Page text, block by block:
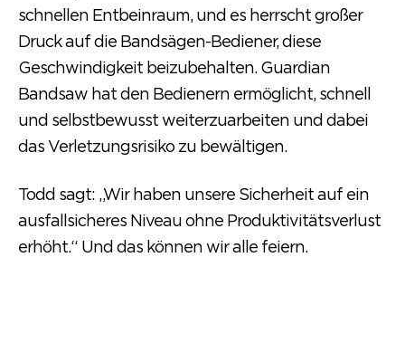
schnellen Entbeinraum, und es herrscht großer
Druck auf die Bandsägen-Bediener, diese
Geschwindigkeit beizubehalten. Guardian
Bandsaw hat den Bedienern ermöglicht, schnell
und selbstbewusst weiterzuarbeiten und dabei
das Verletzungsrisiko zu bewältigen.
Todd sagt: „Wir haben unsere Sicherheit auf ein
ausfallsicheres Niveau ohne Produktivitätsverlust
erhöht.“ Und das können wir alle feiern.